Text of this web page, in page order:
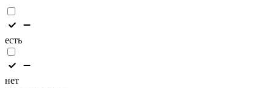
есть
нет